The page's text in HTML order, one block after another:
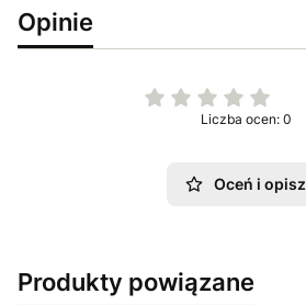
Opinie
Liczba ocen: 0
Oceń i opisz
Produkty powiązane